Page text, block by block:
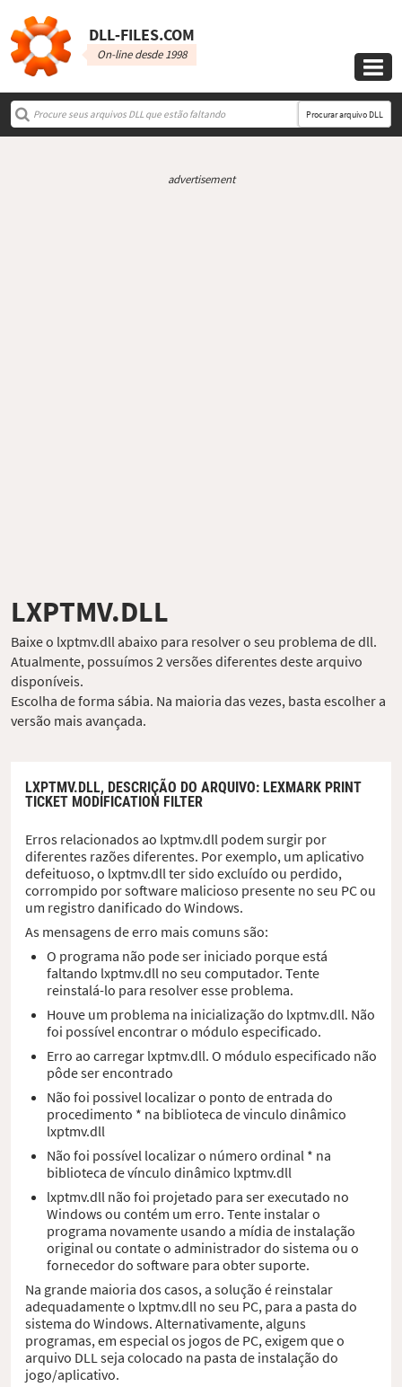
DLL‑FILES.COM
On-line desde 1998

Procurar arquivo DLL
advertisement
LXPTMV.DLL
Baixe o lxptmv.dll abaixo para resolver o seu problema de dll.
Atualmente, possuímos 2 versões diferentes deste arquivo
disponíveis.
Escolha de forma sábia. Na maioria das vezes, basta escolher a
versão mais avançada.
LXPTMV.DLL, DESCRIÇÃO DO ARQUIVO: LEXMARK PRINT
TICKET MODIFICATION FILTER
Erros relacionados ao lxptmv.dll podem surgir por
diferentes razões diferentes. Por exemplo, um aplicativo
defeituoso, o lxptmv.dll ter sido excluído ou perdido,
corrompido por software malicioso presente no seu PC ou
um registro danificado do Windows.
As mensagens de erro mais comuns são:
O programa não pode ser iniciado porque está
faltando lxptmv.dll no seu computador. Tente
reinstalá-lo para resolver esse problema.
Houve um problema na inicialização do lxptmv.dll. Não
foi possível encontrar o módulo especificado.
Erro ao carregar lxptmv.dll. O módulo especificado não
pôde ser encontrado
Não foi possivel localizar o ponto de entrada do
procedimento * na biblioteca de vinculo dinâmico
lxptmv.dll
Não foi possível localizar o número ordinal * na
biblioteca de vínculo dinâmico lxptmv.dll
lxptmv.dll não foi projetado para ser executado no
Windows ou contém um erro. Tente instalar o
programa novamente usando a mídia de instalação
original ou contate o administrador do sistema ou o
fornecedor do software para obter suporte.
Na grande maioria dos casos, a solução é reinstalar
adequadamente o lxptmv.dll no seu PC, para a pasta do
sistema do Windows. Alternativamente, alguns
programas, em especial os jogos de PC, exigem que o
arquivo DLL seja colocado na pasta de instalação do
jogo/aplicativo.